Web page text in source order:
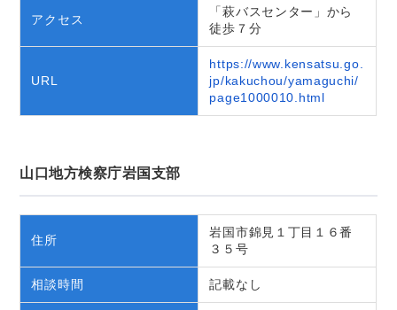
アクセス
「萩バスセンター」から
徒歩７分
URL
https://www.kensatsu.go.
jp/kakuchou/yamaguchi/
page1000010.html
山口地方検察庁岩国支部
住所
岩国市錦見１丁目１６番
３５号
相談時間 記載なし